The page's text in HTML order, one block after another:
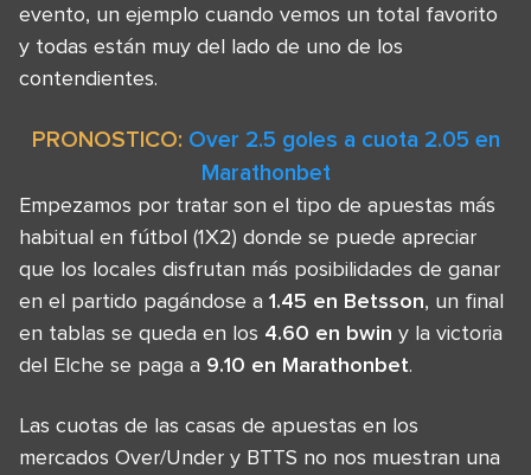
evento, un ejemplo cuando vemos un total favorito
y todas están muy del lado de uno de los
contendientes.
PRONOSTICO: Over 2.5 goles a cuota 2.05 en
Marathonbet
Empezamos por tratar son el tipo de apuestas más
habitual en fútbol (1X2) donde se puede apreciar
que los locales disfrutan más posibilidades de ganar
en el partido pagándose a 1.45 en Betsson, un final
en tablas se queda en los 4.60 en bwin y la victoria
del Elche se paga a 9.10 en Marathonbet.
Las cuotas de las casas de apuestas en los
mercados Over/Under y BTTS no nos muestran una